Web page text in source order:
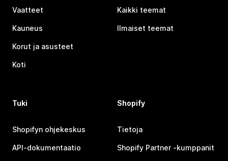
Vaatteet
Kauneus
Korut ja asusteet
Koti
Kaikki teemat
Ilmaiset teemat
Tuki
Shopifyn ohjekeskus
API-dokumentaatio
Shopify
Tietoja
Shopify Partner ‑kumppanit